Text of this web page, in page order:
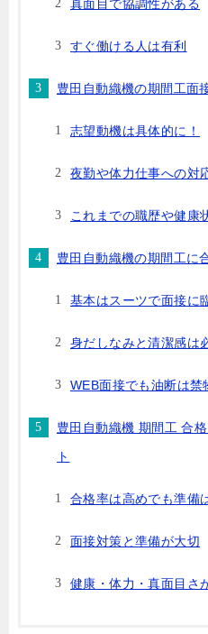
真面目で協調性がある
すぐ働ける人は有利
豊田自動織機の期間工面
志望動機は具体的に！
夜勤や体力仕事への対
これまでの職歴や健康
豊田自動織機の期間工に
基本はスーツで面接に
身だしなみと清潔感は
WEB面接でも油断は禁
豊田自動織機 期間工 合
ト
合格率は高めでも準備
面接対策と準備が大切
健康・体力・真面目さ